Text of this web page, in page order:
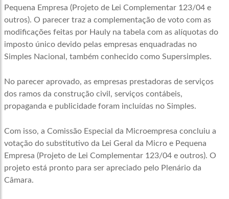
Pequena Empresa (Projeto de Lei Complementar 123/04 e
outros). O parecer traz a complementação de voto com as
modificações feitas por Hauly na tabela com as alíquotas do
imposto único devido pelas empresas enquadradas no
Simples Nacional, também conhecido como Supersimples.
No parecer aprovado, as empresas prestadoras de serviços
dos ramos da construção civil, serviços contábeis,
propaganda e publicidade foram incluídas no Simples.
Com isso, a Comissão Especial da Microempresa concluiu a
votação do substitutivo da Lei Geral da Micro e Pequena
Empresa (Projeto de Lei Complementar 123/04 e outros). O
projeto está pronto para ser apreciado pelo Plenário da
Câmara.